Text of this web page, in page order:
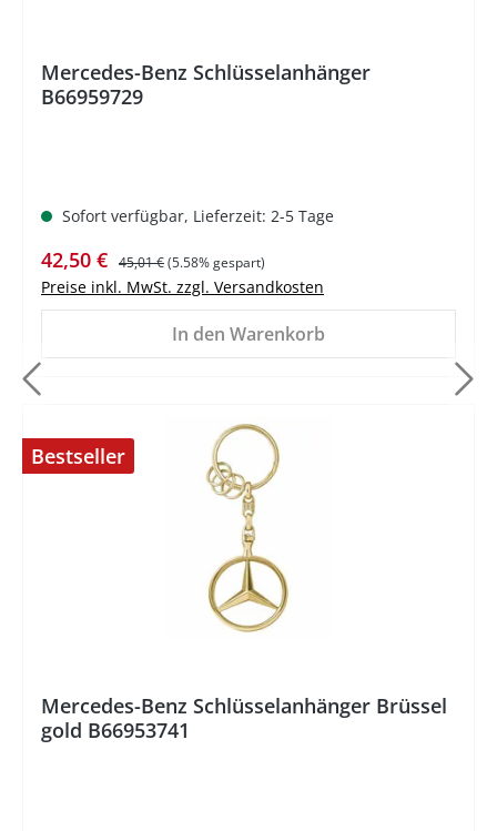
Mercedes-Benz Schlüsselanhänger
B66959729
Sofort verfügbar, Lieferzeit: 2-5 Tage
Verkaufspreis:
42,50 € Regulärer Preis:
45,01 €(5.58% gespart)
Preise inkl. MwSt. zzgl. Versandkosten
In den Warenkorb
Bestseller
Mercedes-Benz Schlüsselanhänger Brüssel
gold B66953741